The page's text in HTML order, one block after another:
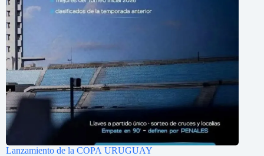
Lanzamiento de la COPA URUGUAY